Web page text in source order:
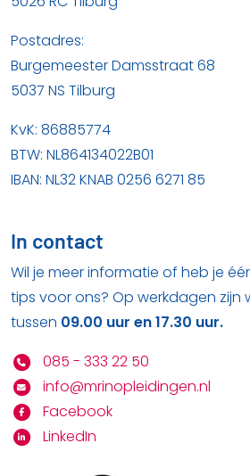
Postadres:
Burgemeester Damsstraat 68
5037 NS Tilburg
KvK: 86885774
BTW: NL864134022B01
IBAN: NL32 KNAB 0256 6271 85
In contact
Wil je meer informatie of heb je
tips voor ons? Op werkdagen zijn
tussen 09.00 uur en 17.30 uur.
085 - 333 22 50
info@mrinopleidingen.nl
Facebook
LinkedIn